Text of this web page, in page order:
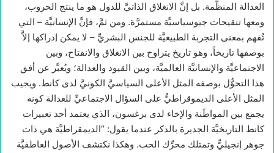
العدالة المنظَّمة. بل إنَّ الانغلاق الذاتيَّ للدول هو ما ينتج الحروب،
ومعها تنقيحات جيوسياسيَّة مستمرَّة. ومن ثمَّ، فإنَّ الإنسانيَّة – التي
تُفهم بمعنى التجربة الطبيعيَّة للجنس البشريِّ – لا يمكن إدراكها إلاَّ
بوصفها تاريخاً، وهو تاريخ يتراوح بين الانغلاق والانفتاح، وبين
الاجتماعيَّة والإنسانيَّة العالميَّة، وبين القيود والعدالة؛ ويُعبَّر عن أفق
هذا التحوُّل بوصفه المثل الأعلى السياسيَّ الكونيَّ لدى كانط. ويجيب
المثل الأعلى الديموقراطيُّ على السؤال الاجتماعيِّ للعدالة كونه
يجمع بين المواطَنة والإخاء لدى برغسون، الذي يعتمد أحد تعبيرات
كانط التاريخيَّة الجديرة بالذكر عندما يقول: “الديمقراطيَّة هي ذات
جوهر إنجيليٍّ وتمتلك محرِّك الحب. وهكذا نكتشف الأصول العاطفيَّة